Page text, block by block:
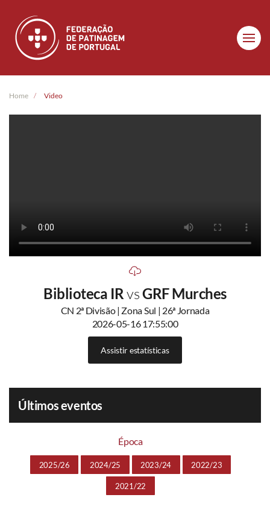
Skip to main content
Home Video
Biblioteca IRvsGRF Murches
CN 2ª Divisão | Zona Sul | 26ª Jornada
2026-05-16 17:55:00
Assistir estatísticas
Últimos eventos
Época
2025/26 2024/25 2023/24 2022/23
2021/22